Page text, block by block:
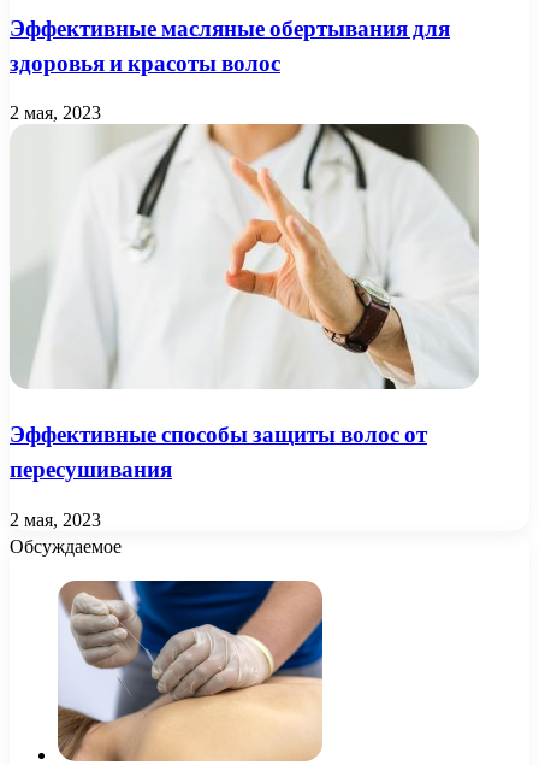
Эффективные масляные обертывания для
здоровья и красоты волос
2 мая, 2023
Эффективные способы защиты волос от
пересушивания
2 мая, 2023
Обсуждаемое